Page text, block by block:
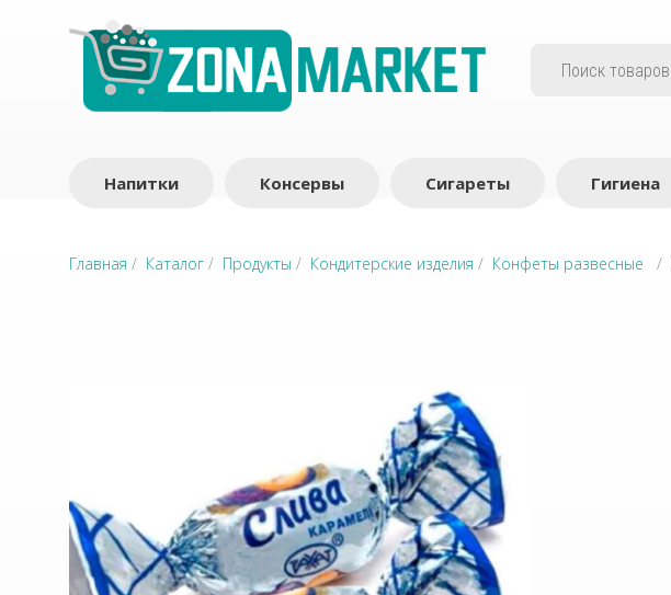
Напитки Консервы Сигареты Гигиена
Главная / Каталог / Продукты / Кондитерские изделия / Конфеты развесные /